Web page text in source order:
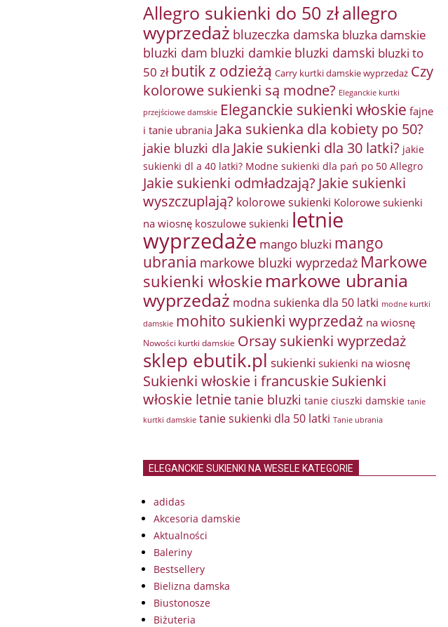
Allegro sukienki do 50 złallegro
wyprzedaż bluzeczka damska bluzka damskie
bluzki dam bluzki damkie bluzki damski bluzki to
50 zł butik z odzieżą Carry kurtki damskie wyprzedaż Czy
kolorowe sukienki są modne? Eleganckie kurtki
przejściowe damskie Eleganckie sukienki włoskie fajne
i tanie ubrania Jaka sukienka dla kobiety po 50?
jakie bluzki dla Jakie sukienki dla 30 latki? jakie
sukienki dl a 40 latki? Modne sukienki dla pań po 50 Allegro
Jakie sukienki odmładzają? Jakie sukienki
wyszczuplają? kolorowe sukienki Kolorowe sukienki
na wiosnę koszulowe sukienki letnie
wyprzedaże mango bluzki mango
ubrania markowe bluzki wyprzedaż Markowe
sukienki włoskie markowe ubrania
wyprzedaż modna sukienka dla 50 latki modne kurtki
damskie mohito sukienki wyprzedaż na wiosnę
Nowości kurtki damskie Orsay sukienki wyprzedaż
sklep ebutik.pl sukienki sukienki na wiosnę
Sukienki włoskie i francuskieSukienki
włoskie letnietanie bluzki tanie ciuszki damskie tanie
kurtki damskie tanie sukienki dla 50 latki Tanie ubrania
ELEGANCKIE SUKIENKI NA WESELE KATEGORIE
adidas
Akcesoria damskie
Aktualności
Baleriny
Bestsellery
Bielizna damska
Biustonosze
Biżuteria